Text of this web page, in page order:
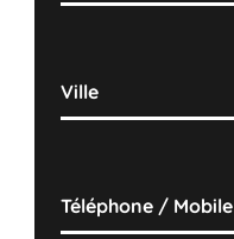
Ville
Téléphone / Mobile